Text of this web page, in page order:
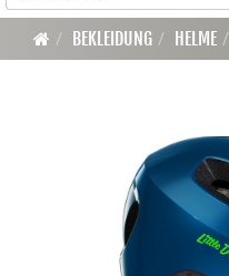
BEKLEIDUNG HELME